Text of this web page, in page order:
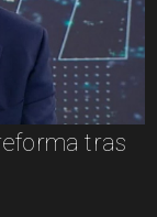
tras